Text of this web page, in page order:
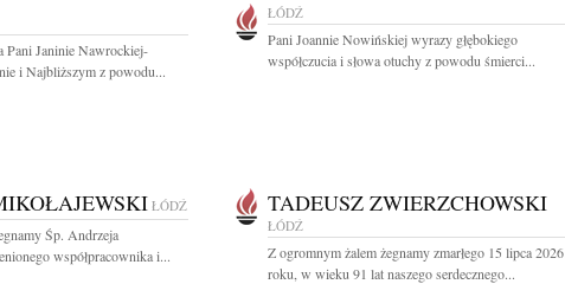
Pani Janinie Nawrockiej-
i Najbliższym z powodu...
ŁÓDŹ
Pani Joannie Nowińskiej wyrazy głębokiego
współczucia i słowa otuchy z powodu śmierci...
ŁÓDŹ
Śp. Andrzeja
współpracownika i...
TADEUSZ ZWIERZCHOWSKI
ŁÓDŹ
Z ogromnym żalem żegnamy zmarłego 15 lipca 2026
roku, w wieku 91 lat naszego serdecznego...